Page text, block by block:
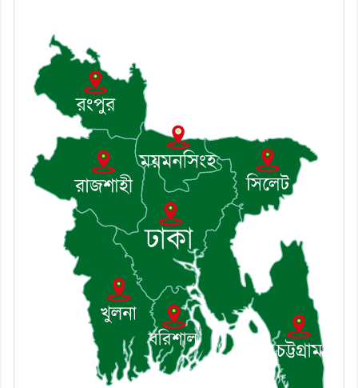
৮। মেঘনায় আইন-শৃঙ্খলা কমিটির মাসিক
সভা অনুষ্ঠিত
৯। জাতীয় নেতা ড. খন্দকার মোশাররফ
হোসেনের মূল্যায়ন কোথায় এবং একটি
বিশ্লেষণ
১০। দাউদকান্দিতে ইউপি সদস্যকে মারধরের
চেষ্টা ও প্রাণনাশের হুমকির অভিযোগ